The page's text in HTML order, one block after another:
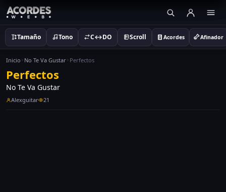
Tamaño Tono C↔DO Scroll Acordes Afinador
Inicio No Te Va Gustar Perfectos
Perfectos
No Te Va Gustar
Alexguitar 21